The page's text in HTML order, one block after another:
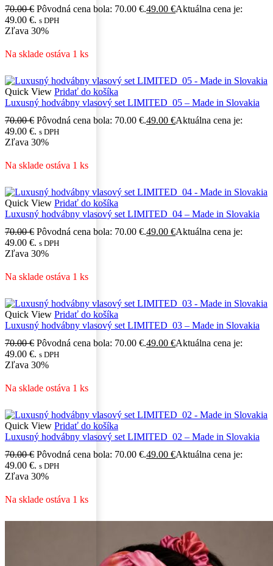
70.00€ Pôvodná cena bola: 70.00 €.49.00 €Aktuálna cena je:
49.00 €. s DPH
Zľava 30%
Na sklade ostáva 1 ks
Quick View Pridať do košíka
Luxusný hodvábny vlasový set LIMITED_05 – Made in Slovakia
70.00€ Pôvodná cena bola: 70.00 €.49.00 €Aktuálna cena je:
49.00 €. s DPH
Zľava 30%
Na sklade ostáva 1 ks
Quick View Pridať do košíka
Luxusný hodvábny vlasový set LIMITED_04 – Made in Slovakia
70.00€ Pôvodná cena bola: 70.00 €.49.00 €Aktuálna cena je:
49.00 €. s DPH
Zľava 30%
Na sklade ostáva 1 ks
Quick View Pridať do košíka
Luxusný hodvábny vlasový set LIMITED_03 – Made in Slovakia
70.00€ Pôvodná cena bola: 70.00 €.49.00 €Aktuálna cena je:
49.00 €. s DPH
Zľava 30%
Na sklade ostáva 1 ks
Quick View Pridať do košíka
Luxusný hodvábny vlasový set LIMITED_02 – Made in Slovakia
70.00€ Pôvodná cena bola: 70.00 €.49.00 €Aktuálna cena je:
49.00 €. s DPH
Zľava 30%
Na sklade ostáva 1 ks